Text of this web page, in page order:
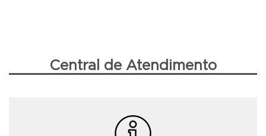
Central de Atendimento